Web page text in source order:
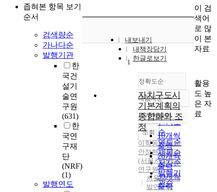
좁혀본 항목 보기
순서
검색량순
가나다순
발행기관
한
국건
설기
술연
구원
(631)
한
국연
구재
단
(NRF)
(1)
발행연도
내보내기
내책장담기
한글로보기
정확도순
정확도
순
인기도
순
연도순
제목순
저자순
발행기
관순
내림차순
내림차순
10개씩 출력
10개씩
출력
20개씩
출력
30개씩
출력
조회
1
자치구도시
기본계획의
종합화와 조
정
이학동,권영덕,
안정현,윤혜정
(서울시정개발
연구원)
서울시정개
발연구원
이 검
색어
로 많
이 본
자료
활용
도 높
은 자
료